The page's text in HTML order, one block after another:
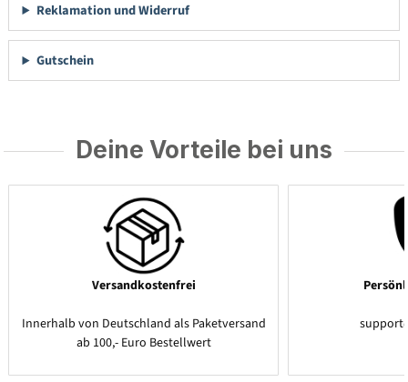
Reklamation und Widerruf
Gutschein
Deine Vorteile bei uns
Versandkostenfrei
Innerhalb von Deutschland als Paketversand
ab 100,- Euro Bestellwert